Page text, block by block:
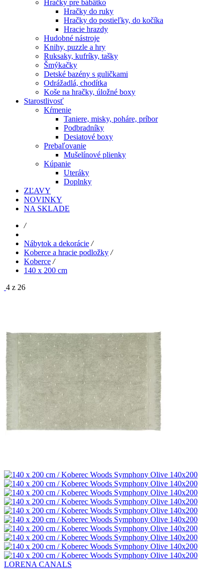
Hračky pre bábätko
Hračky do ruky
Hračky do postieľky, do kočíka
Hracie hrazdy
Hudobné nástroje
Knihy, puzzle a hry
Ruksaky, kufríky, tašky
Šmýkačky
Detské bazény s guličkami
Odrážadlá, chodítka
Koše na hračky, úložné boxy
Starostlivosť
Kŕmenie
Taniere, misky, poháre, príbor
Podbradníky
Desiatové boxy
Prebaľovanie
Mušelínové plienky
Kúpanie
Uteráky
Doplnky
ZĽAVY
NOVINKY
NA SKLADE
/
Nábytok a dekorácie /
Koberce a hracie podložky /
Koberce /
140 x 200 cm
4 z 26
LORENA CANALS